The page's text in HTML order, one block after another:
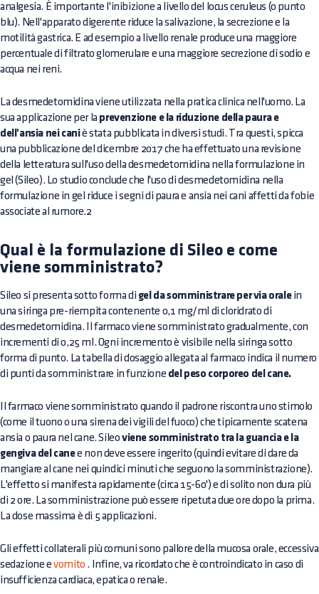
analgesia. È importante l'inibizione a livello del locus ceruleus (o punto
blu). Nell'apparato digerente riduce la salivazione, la secrezione e la
motilità gastrica. E ad esempio a livello renale produce una maggiore
percentuale di filtrato glomerulare e una maggiore secrezione di sodio e
acqua nei reni.
La desmedetomidina viene utilizzata nella pratica clinica nell'uomo. La
sua applicazione per la prevenzione e la riduzione della paura e
dell'ansia nei caniè stata pubblicata in diversi studi. Tra questi, spicca
una pubblicazione del dicembre 2017 che ha effettuato una revisione
della letteratura sull'uso della desmedetomidina nella formulazione in
gel (Sileo). Lo studio conclude che l'uso di desmedetomidina nella
formulazione in gel riduce i segni di paura e ansia nei cani affetti da fobie
associate al rumore.2
Qual è la formulazione di Sileo e come
viene somministrato?
Sileo si presenta sotto forma di gel da somministrare per via oralein
una siringa pre-riempita contenente 0,1 mg/ml di cloridrato di
desmedetomidina. Il farmaco viene somministrato gradualmente, con
incrementi di 0,25 ml. Ogni incremento è visibile nella siringa sotto
forma di punto. La tabella di dosaggio allegata al farmaco indica il numero
di punti da somministrare in funzione del peso corporeo del cane.
Il farmaco viene somministrato quando il padrone riscontra uno stimolo
(come il tuono o una sirena dei vigili del fuoco) che tipicamente scatena
ansia o paura nel cane. Sileoviene somministrato tra la guancia e la
gengiva del canee non deve essere ingerito (quindi evitare di dare da
mangiare al cane nei quindici minuti che seguono la somministrazione).
L'effetto si manifesta rapidamente (circa 15-60') e di solito non dura più
di 2 ore. La somministrazione può essere ripetuta due ore dopo la prima.
La dose massima è di 5 applicazioni.
Gli effetti collaterali più comuni sono pallore della mucosa orale, eccessiva
sedazione evomito . Infine, va ricordato che è controindicato in caso di
insufficienza cardiaca, epatica o renale.